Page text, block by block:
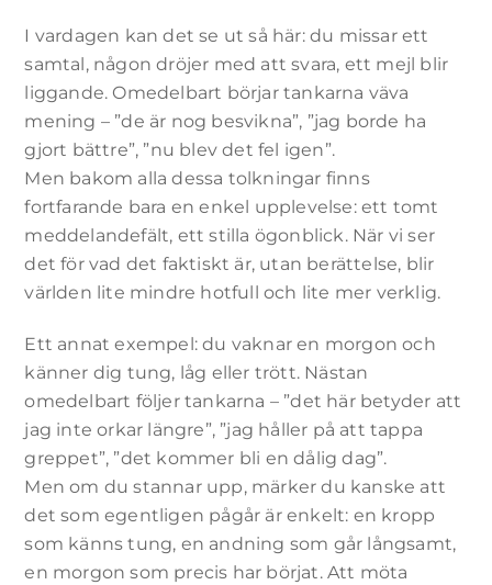
I vardagen kan det se ut så här: du missar ett
samtal, någon dröjer med att svara, ett mejl blir
liggande. Omedelbart börjar tankarna väva
mening – ”de är nog besvikna”, ”jag borde ha
gjort bättre”, ”nu blev det fel igen”.
Men bakom alla dessa tolkningar finns
fortfarande bara en enkel upplevelse: ett tomt
meddelandefält, ett stilla ögonblick. När vi ser
det för vad det faktiskt är, utan berättelse, blir
världen lite mindre hotfull och lite mer verklig.
Ett annat exempel: du vaknar en morgon och
känner dig tung, låg eller trött. Nästan
omedelbart följer tankarna – ”det här betyder att
jag inte orkar längre”, ”jag håller på att tappa
greppet”, ”det kommer bli en dålig dag”.
Men om du stannar upp, märker du kanske att
det som egentligen pågår är enkelt: en kropp
som känns tung, en andning som går långsamt,
en morgon som precis har börjat. Att möta